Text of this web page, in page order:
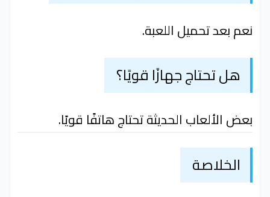
نعم بعد تحميل اللعبة.
هل تحتاج جهازًا قويًا؟
بعض الألعاب الحديثة تحتاج هاتفًا قويًا.
الخلاصة